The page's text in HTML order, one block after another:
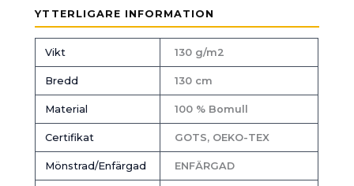
YTTERLIGARE INFORMATION
Vikt 130 g/m2
Bredd 130 cm
Material 100 % Bomull
Certifikat GOTS, OEKO-TEX
Mönstrad/Enfärgad ENFÄRGAD